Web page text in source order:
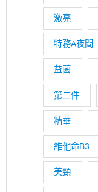
激亮
特務A夜間
益菌
第二件
精華
維他命B3
美頸